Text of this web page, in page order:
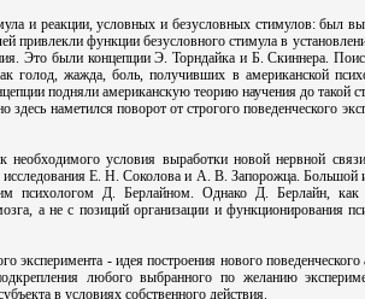
и реакции, условных и безусловных стимулов: был
привлекли функции безусловного стимула в
Это были концепции Э. Торндайка и Б. Скиннера.
голод, жажда, боль, получивших в американской
подняли американскую теорию научения до такой
наметился поворот от строгого поведенческого
необходимого условия выработки новой нервной
Е. Н. Соколова и А. В. Запорожца. Большой
психологом Д. Берлайном. Однако Д. Берлайн,
а не с позиций организации и функционирования
- идея построения нового поведенческого
любого выбранного по желанию
в условиях собственного действия.